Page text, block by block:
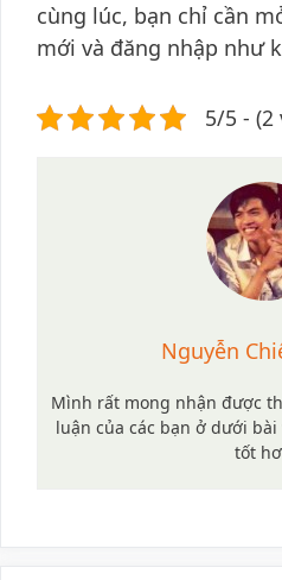
cùng lúc, bạn chỉ cần
mới và đăng nhập như
5/5 - (2
Nguyễn
Mình rất mong nhận được
luận của các bạn ở dưới
tốt